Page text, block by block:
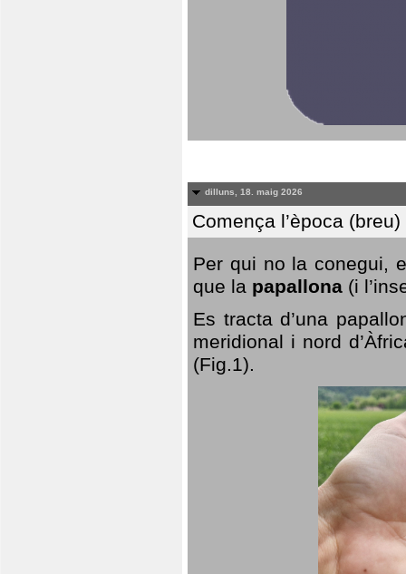
dilluns, 18. maig 2026
Comença l’època
Per qui no la conegui,
que la papallona (i
Es tracta d’una
meridional i nord
(Fig.1).